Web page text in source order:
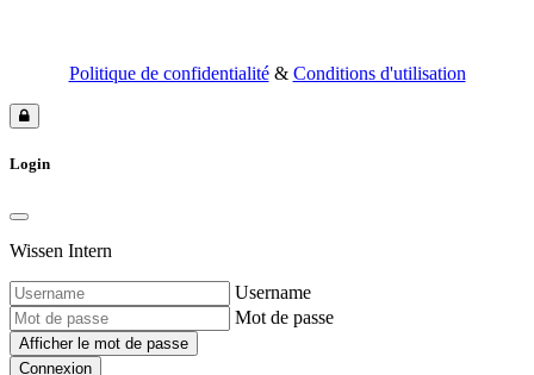
Politique de confidentialité& Conditions d'utilisation
Login
Wissen Intern
Username
Mot de passe
Afficher le mot de passe
Connexion